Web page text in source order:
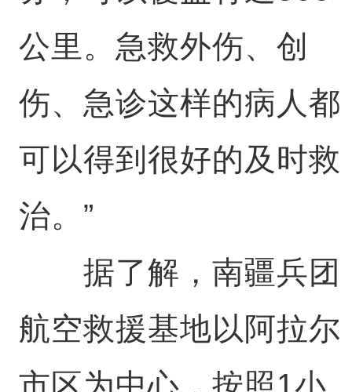
公里。急救外伤、创
伤、急诊这样的病人都
可以得到很好的及时救
治。”
据了解，南疆兵团
航空救援基地以阿拉尔
市区为中心，按照1小